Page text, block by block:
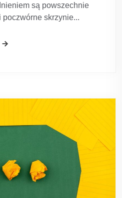
są powszechnie
skrzynie...